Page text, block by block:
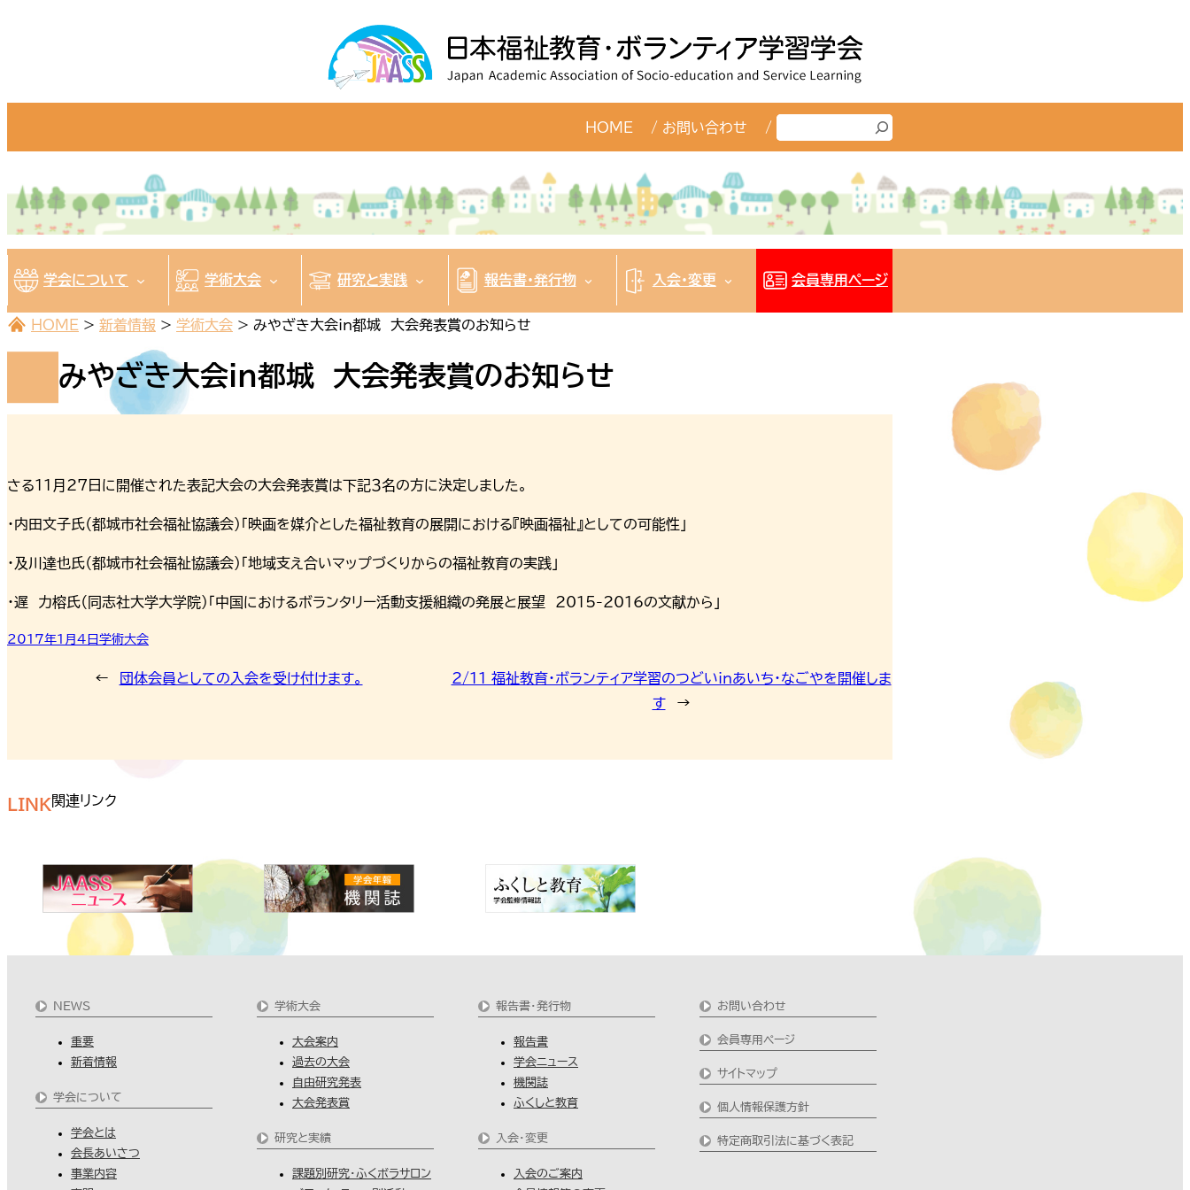
HOME お問い合わせ
索
学会について 学術大会 研究と実践 報告書・発行物 入会・変更 会員専用ページ
HOME > 新着情報 > 学術大会 > みやざき大会in都城 大会発表賞のお知らせ
みやざき大会in都城 大会発表賞のお知らせ
さる11月27日に開催された表記大会の大会発表賞は下記３名の方に決定しました。
・内田文子氏（都城市社会福祉協議会）「映画を媒介とした福祉教育の展開における『映画福祉』としての可能性」
・及川達也氏（都城市社会福祉協議会）「地域支え合いマップづくりからの福祉教育の実践」
・遅 力榕氏（同志社大学大学院）「中国におけるボランタリー活動支援組織の発展と展望 2015-2016の文献から」
2017年1月4日 学術大会
← 団体会員としての入会を受け付けます。
2/11 福祉教育・ボランティア学習のつどいinあいち・なごやを開催しま
す
→
LINK関連リンク
NEWS
重要
新着情報
学会について
学会とは
会長あいさつ
事業内容
学術大会
大会案内
過去の大会
自由研究発表
大会発表賞
研究と実績
課題別研究・ふくボラサロン
報告書・発行物
報告書
学会ニュース
機関誌
ふくしと教育
入会・変更
入会のご案内
お問い合わせ
会員専用ページ
サイトマップ
個人情報保護方針
特定商取引法に基づく表記